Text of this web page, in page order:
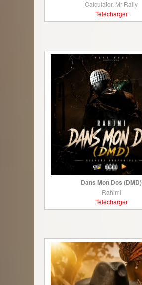
Calculator, Mr Rally
Télécharger
Dans Mon Dos (DMD)
Rahimi
Télécharger